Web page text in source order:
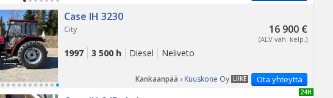
Case IH 3230
16 900 €
(ALV väh. kelp.)
City
1997 3 500 h Diesel Neliveto
Ota yhteyttä
LIIKE
Kankaanpää › Kuuskone Oy
UUSI 24H